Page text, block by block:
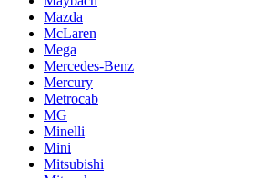
Mazda
McLaren
Mega
Mercedes-Benz
Mercury
Metrocab
MG
Minelli
Mini
Mitsubishi